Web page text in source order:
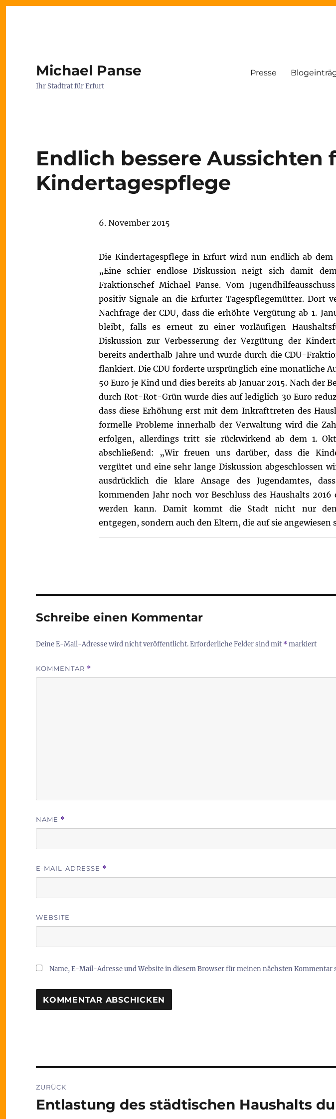
Michael Panse
Ihr Stadtrat für Erfurt
Presse
Endlich bessere Aussichten
Kindertagespflege
6. November 2015
Die Kindertagespflege in Erfurt wird nun endlich ab dem
„Eine schier endlose Diskussion neigt sich damit
Fraktionschef Michael Panse.Vom
positiv Signale an die Erfurter Tagespflegemütter. Dort
Nachfrage der CDU, dass die erhöhte Vergütung ab 1.
bleibt, falls es erneut zu einer vorläufigen
Diskussion zur Verbesserung der Vergütung der
bereits anderthalb Jahre und wurde durch die CDU-
flankiert. Die CDU forderte ursprünglich eine monatliche
50 Euro je Kind und dies bereits ab Januar 2015. Nach der
durch Rot-Rot-Grün wurde dies auf lediglich 30 Euro
dass diese Erhöhung erst mit dem Inkrafttreten des
formelle Probleme innerhalb der Verwaltung wird die
erfolgen, allerdings tritt sie rückwirkend ab dem 1.
abschließend: „Wir freuen uns darüber, dass die
vergütet und eine sehr lange Diskussion abgeschlossen
ausdrücklich die klare Ansage des Jugendamtes,
kommenden Jahr noch vor Beschluss des Haushalts
werden kann. Damit kommt die Stadt nicht nur den
entgegen, sondern auch den Eltern, die auf sie angewiesen
Schreibe einen Kommentar
Deine E-Mail-Adresse wird nicht veröffentlicht.Erforderliche Felder sind mit *markiert
KOMMENTAR *
NAME *
E-MAIL-ADRESSE *
WEBSITE
Name, E-Mail-Adresse und Website in diesem Browser für meinen nächsten Kommentar
ZURÜCK
Vorheriger
Entlastung des städtischen Haushalts